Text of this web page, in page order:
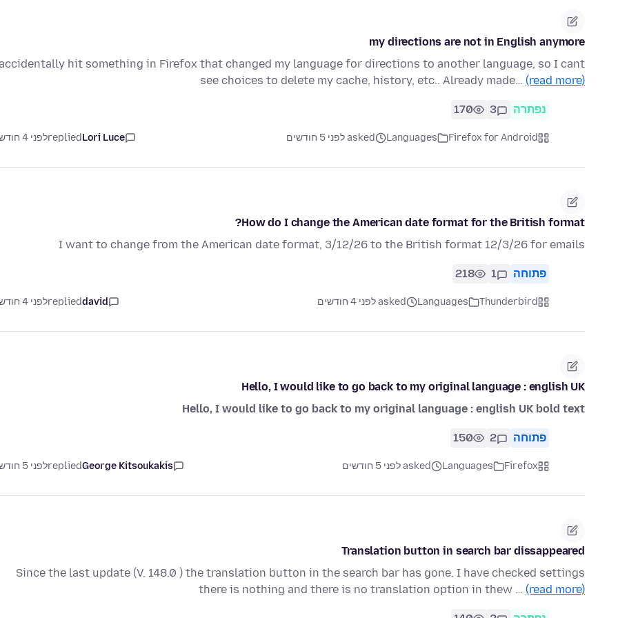
my directions are not in English anymore
hit something in Firefox that changed my language for directions to another language, so I cant
see choices to delete my cache, history, etc.. Already made… (read more)
נפתרה 3
170
Firefox for Android
Languages asked לפני 5 חודשים Lori Luce
repliedלפני 4 חודשים
How do I change the American date format for the British format?
I want to change from the American date format, 3/12/26 to the British format 12/3/26 for emails
פתוחה 1
218
Thunderbird
Languages asked לפני 4 חודשים david
repliedלפני 4 חודשים
Hello, I would like to go back to my original language : english UK
Hello, I would like to go back to my original language : english UK bold text
פתוחה 2
150
Firefox
Languages asked לפני 5 חודשים George Kitsoukakis
repliedלפני 5 חודשים
Translation button in search bar dissappeared
Since the last update (V. 148.0 ) the translation button in the search bar has gone. I have checked settings
there is nothing and there is no translation option in thew … (read more)